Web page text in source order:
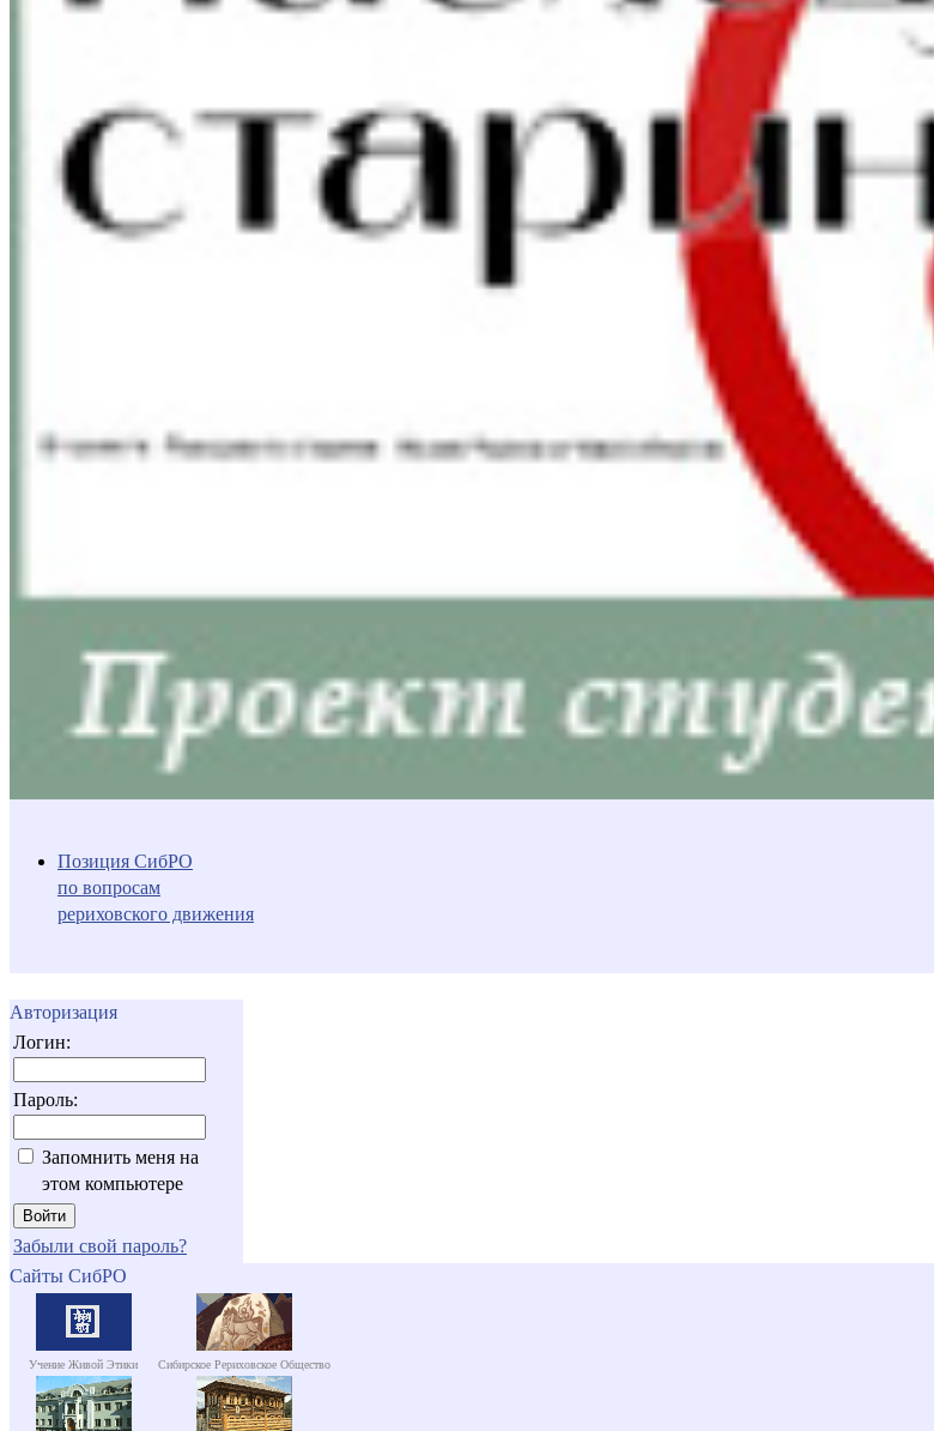
Позиция СибРО
по вопросам
рериховского движения
Авторизация
Логин:
Пароль:
Запомнить меня на
этом компьютере
Забыли свой пароль?
Сайты СибРО
Учение Живой Этики Сибирское Рериховское Общество